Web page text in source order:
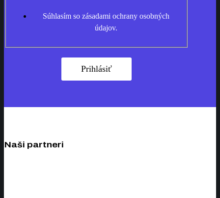
Súhlasím so zásadami ochrany osobných
údajov.
Prihlásiť
Naši partneri